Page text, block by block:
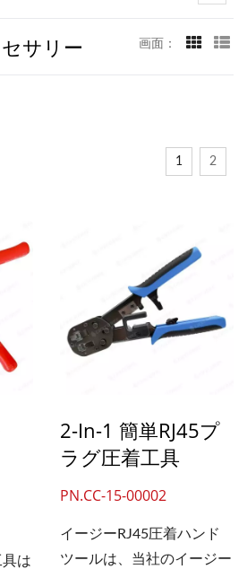
サリー 画面：
1 2
は
2-In-1 簡単RJ45プ
ラグ圧着工具
PN.CC-15-00002
イージーRJ45圧着ハンド
ツールは、当社のイージー